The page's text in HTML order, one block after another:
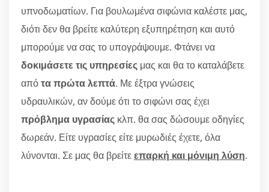
υπνοδωματίων. Για βουλωμένα σιφώνια καλέστε μας,
διότι δεν θα βρείτε καλύτερη εξυπηρέτηση και αυτό
μπορούμε να σας το υπογράψουμε. Φτάνει να
δοκιμάσετε τις υπηρεσίες μας και θα το καταλάβετε
απότα πρώτα λεπτά. Με έξτρα γνώσεις
υδραυλικών, αν δούμε ότι το σιφώνι σας έχει
πρόβλημα υγρασίας κλπ. θα σας δώσουμε οδηγίες
δωρεάν. Είτε υγρασίες είτε μυρωδιές έχετε, όλα
λύνονται. Σε μας θα βρείτεεπαρκή και μόνιμη λύση.